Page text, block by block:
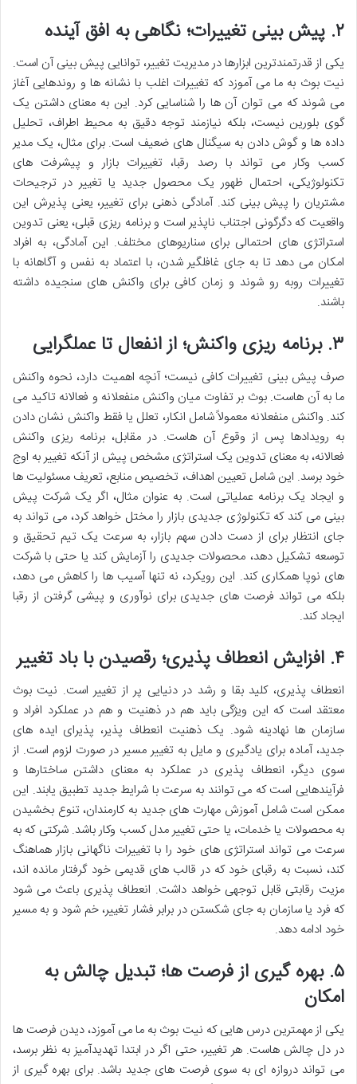
۲. پیش بینی تغییرات؛ نگاهی به افق آینده
یکی از قدرتمندترین ابزارها در مدیریت تغییر، توانایی پیش بینی آن است.
نیت بوث به ما می آموزد که تغییرات اغلب با نشانه ها و روندهایی آغاز
می شوند که می توان آن ها را شناسایی کرد. این به معنای داشتن یک
گوی بلورین نیست، بلکه نیازمند توجه دقیق به محیط اطراف، تحلیل
داده ها و گوش دادن به سیگنال های ضعیف است. برای مثال، یک مدیر
کسب وکار می تواند با رصد رقبا، تغییرات بازار و پیشرفت های
تکنولوژیکی، احتمال ظهور یک محصول جدید یا تغییر در ترجیحات
مشتریان را پیش بینی کند. آمادگی ذهنی برای تغییر، یعنی پذیرش این
واقعیت که دگرگونی اجتناب ناپذیر است و برنامه ریزی قبلی، یعنی تدوین
استراتژی های احتمالی برای سناریوهای مختلف. این آمادگی، به افراد
امکان می دهد تا به جای غافلگیر شدن، با اعتماد به نفس و آگاهانه با
تغییرات روبه رو شوند و زمان کافی برای واکنش های سنجیده داشته
باشند.
۳. برنامه ریزی واکنش؛ از انفعال تا عملگرایی
صرف پیش بینی تغییرات کافی نیست؛ آنچه اهمیت دارد، نحوه واکنش
ما به آن هاست. بوث بر تفاوت میان واکنش منفعلانه و فعالانه تاکید می
کند. واکنش منفعلانه معمولاً شامل انکار، تعلل یا فقط واکنش نشان دادن
به رویدادها پس از وقوع آن هاست. در مقابل، برنامه ریزی واکنش
فعالانه، به معنای تدوین یک استراتژی مشخص پیش از آنکه تغییر به اوج
خود برسد. این شامل تعیین اهداف، تخصیص منابع، تعریف مسئولیت ها
و ایجاد یک برنامه عملیاتی است. به عنوان مثال، اگر یک شرکت پیش
بینی می کند که تکنولوژی جدیدی بازار را مختل خواهد کرد، می تواند به
جای انتظار برای از دست دادن سهم بازار، به سرعت یک تیم تحقیق و
توسعه تشکیل دهد، محصولات جدیدی را آزمایش کند یا حتی با شرکت
های نوپا همکاری کند. این رویکرد، نه تنها آسیب ها را کاهش می دهد،
بلکه می تواند فرصت های جدیدی برای نوآوری و پیشی گرفتن از رقبا
ایجاد کند.
۴. افزایش انعطاف پذیری؛ رقصیدن با باد تغییر
انعطاف پذیری، کلید بقا و رشد در دنیایی پر از تغییر است. نیت بوث
معتقد است که این ویژگی باید هم در ذهنیت و هم در عملکرد افراد و
سازمان ها نهادینه شود. یک ذهنیت انعطاف پذیر، پذیرای ایده های
جدید، آماده برای یادگیری و مایل به تغییر مسیر در صورت لزوم است. از
سوی دیگر، انعطاف پذیری در عملکرد به معنای داشتن ساختارها و
فرآیندهایی است که می توانند به سرعت با شرایط جدید تطبیق یابند. این
ممکن است شامل آموزش مهارت های جدید به کارمندان، تنوع بخشیدن
به محصولات یا خدمات، یا حتی تغییر مدل کسب وکار باشد. شرکتی که به
سرعت می تواند استراتژی های خود را با تغییرات ناگهانی بازار هماهنگ
کند، نسبت به رقبای خود که در قالب های قدیمی خود گرفتار مانده اند،
مزیت رقابتی قابل توجهی خواهد داشت. انعطاف پذیری باعث می شود
که فرد یا سازمان به جای شکستن در برابر فشار تغییر، خم شود و به مسیر
خود ادامه دهد.
۵. بهره گیری از فرصت ها؛ تبدیل چالش به
امکان
یکی از مهمترین درس هایی که نیت بوث به ما می آموزد، دیدن فرصت ها
در دل چالش هاست. هر تغییر، حتی اگر در ابتدا تهدیدآمیز به نظر برسد،
می تواند دروازه ای به سوی فرصت های جدید باشد. برای بهره گیری از